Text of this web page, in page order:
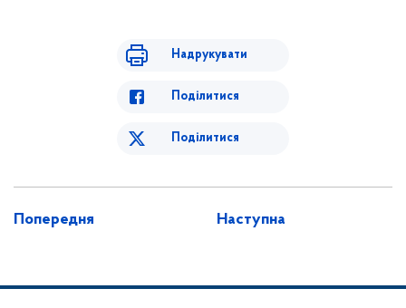
Надрукувати
Поділитися
Поділитися
Попередня Наступна